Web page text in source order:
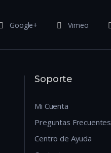
Google+ Vimeo
Soporte
Mi Cuenta
Preguntas Frecuentes
Centro de Ayuda